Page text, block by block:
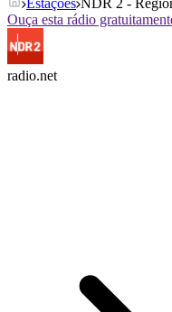
Estações NDR 2 -
Ouça esta rádio
radio.net